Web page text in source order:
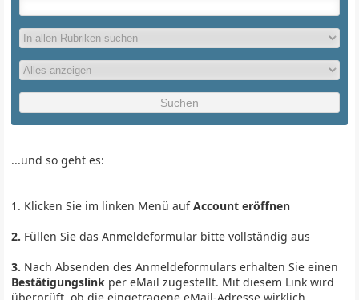
...und so geht es:
1. Klicken Sie im linken Menü aufAccount eröffnen
2. Füllen Sie das Anmeldeformular bitte vollständig aus
3. Nach Absenden des Anmeldeformulars erhalten Sie einen
Bestätigungslinkper eMail zugestellt. Mit diesem Link wird